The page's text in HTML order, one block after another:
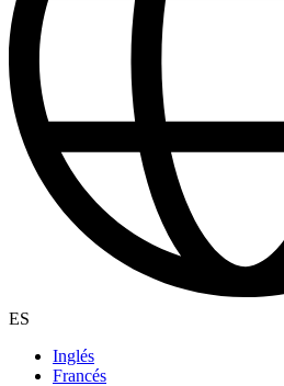
ES
Inglés
Francés